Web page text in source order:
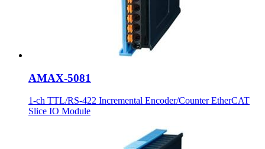
AMAX-5081
1-ch TTL/RS-422 Incremental Encoder/Counter EtherCAT
Slice IO Module